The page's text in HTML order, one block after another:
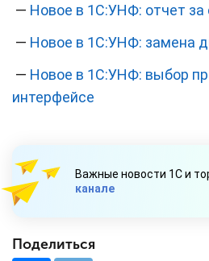
— Новое в 1С:УНФ: отчет за
— Новое в 1С:УНФ: замена
— Новое в 1С:УНФ: выбор
интерфейсе
Важные новости 1С и
канале
Поделиться